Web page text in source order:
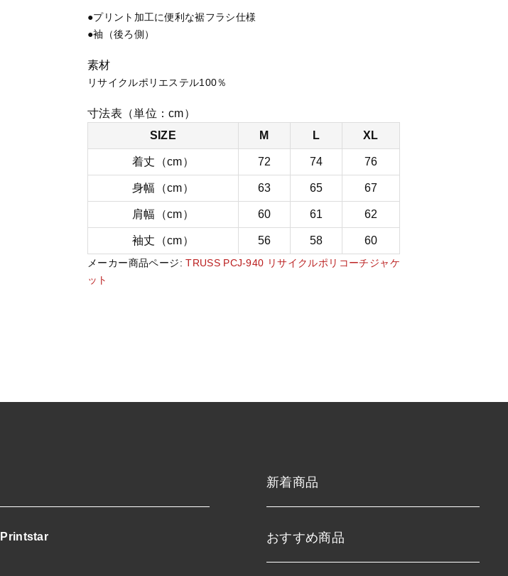
ｸ
ﾘ
ｺ
ｼﾞ
ｯ
個
●プリント加工に便利な裾フラシ仕様
●袖（後ろ側）
素材
リサイクルポリエステル100％
寸法表（単位：cm）
SIZE
M L XL
着丈（cm） 72 74 76
身幅（cm） 63 65 67
肩幅（cm） 60 61 62
袖丈（cm） 56 58 60
メーカー商品ページ: TRUSS PCJ-940 リサイクルポリコーチジャケ
ット
Printstar
新着商品
おすすめ商品